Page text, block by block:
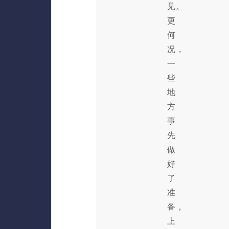
见。
更
何
况，
一
些
地
方
事
先
做
好
了
准
备，
上